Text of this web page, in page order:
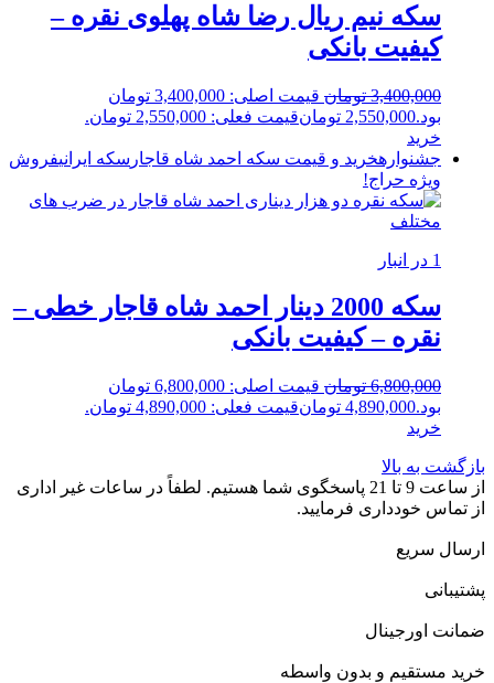
سکه نیم ریال رضا شاه پهلوی نقره –
کیفیت بانکی
3,400,000 تومان
قیمت اصلی: 3,400,000 تومان
بود.2,550,000 تومانقیمت فعلی: 2,550,000 تومان.
خرید
جشنوارهخرید و قیمت سکه احمد شاه قاجار سکه ایرانیفروش
ویژه حراج!
1 در انبار
سکه 2000 دینار احمد شاه قاجار خطی –
نقره – کیفیت بانکی
6,800,000 تومان
قیمت اصلی: 6,800,000 تومان
بود.4,890,000 تومانقیمت فعلی: 4,890,000 تومان.
خرید
بازگشت به بالا
از ساعت 9 تا 21 پاسخگوی شما هستیم. لطفاً در ساعات غیر اداری
از تماس خودداری فرمایید.
ارسال سریع
پشتیبانی
ضمانت اورجینال
خرید مستقیم و بدون واسطه